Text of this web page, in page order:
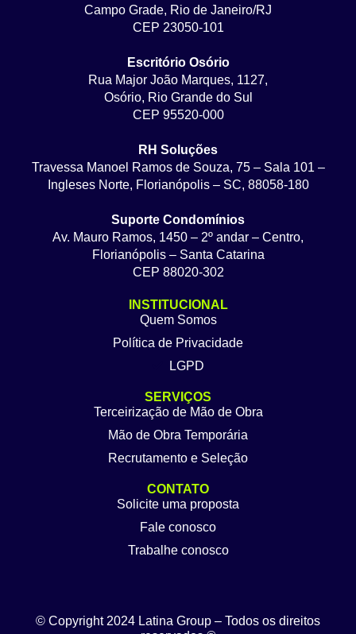
Campo Grade, Rio de Janeiro/RJ
CEP 23050-101
Escritório Osório
Rua Major João Marques, 1127,
Osório, Rio Grande do Sul
CEP 95520-000
RH Soluções
Travessa Manoel Ramos de Souza, 75 – Sala 101 –
Ingleses Norte, Florianópolis – SC, 88058-180
Suporte Condomínios
Av. Mauro Ramos, 1450 – 2º andar – Centro,
Florianópolis – Santa Catarina
CEP 88020-302
INSTITUCIONAL
Quem Somos
Política de Privacidade
LGPD
SERVIÇOS
Terceirização de Mão de Obra
Mão de Obra Temporária
Recrutamento e Seleção
CONTATO
Solicite uma proposta
Fale conosco
Trabalhe conosco
© Copyright 2024 Latina Group – Todos os direitos